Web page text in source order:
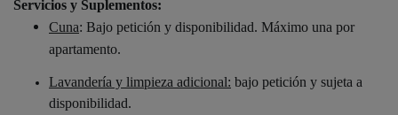
Servicios y Suplementos:
Cuna: Bajo petición y disponibilidad. Máximo una por
apartamento.
Lavandería y limpieza adicional: bajo petición y sujeta a
disponibilidad.